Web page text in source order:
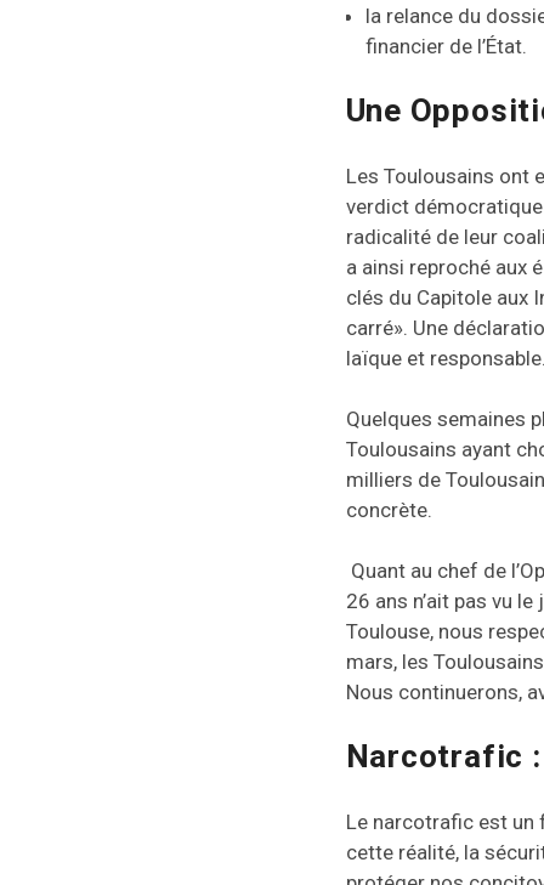
la relance du
financier de l’État.
Une
Les Toulousains ont
verdict
radicalité de leur
a ainsi reproché aux
clés du Capitole aux
carré». Une
laïque et
Quelques semaines
Toulousains ayant
milliers de
concrète.
Quant au chef de
26 ans n’ait pas vu
Toulouse, nous
mars, les
Nous continuerons,
Narcotrafic :
Le narcotrafic est un
cette réalité, la